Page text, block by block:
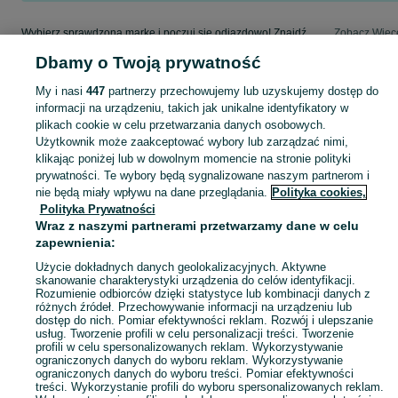
Wybierz sprawdzoną markę i poczuj się odjazdowo! Znajdź wymarzony samochód w kategorii BMW na OLX - Chrzanów i okolice! Zobacz
Mapa kategorii
Mapa miejscowości
Mapa ministron
Popularne wyszukiwania
Dbamy o Twoją prywatność
My i nasi 447partnerzy przechowujemy lub uzyskujemy dostęp do
informacji na urządzeniu, takich jak unikalne identyfikatory w
plikach cookie w celu przetwarzania danych osobowych.
Użytkownik może zaakceptować wybory lub zarządzać nimi,
klikając poniżej lub w dowolnym momencie na stronie polityki
prywatności. Te wybory będą sygnalizowane naszym partnerom i
nie będą miały wpływu na dane przeglądania. Polityka cookies,
Polityka Prywatności
Wraz z naszymi partnerami przetwarzamy dane w celu
zapewnienia:
Użycie dokładnych danych geolokalizacyjnych. Aktywne
skanowanie charakterystyki urządzenia do celów identyfikacji.
Rozumienie odbiorców dzięki statystyce lub kombinacji danych z
różnych źródeł. Przechowywanie informacji na urządzeniu lub
dostęp do nich. Pomiar efektywności reklam. Rozwój i ulepszanie
usług. Tworzenie profili w celu personalizacji treści. Tworzenie
profili w celu spersonalizowanych reklam. Wykorzystywanie
ograniczonych danych do wyboru reklam. Wykorzystywanie
ograniczonych danych do wyboru treści. Pomiar efektywności
treści. Wykorzystanie profili do wyboru spersonalizowanych reklam.